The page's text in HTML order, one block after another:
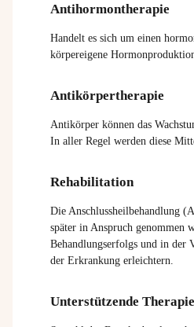
Antihormontherapie
Handelt es sich um einen
körpereigene
Antikörpertherapie
Antikörper können das
In aller Regel werden diese
Rehabilitation
Die Anschlussheilbehandlung
später in Anspruch genommen
Behandlungserfolgs und in der
der Erkrankung erleichtern.
Unterstützende